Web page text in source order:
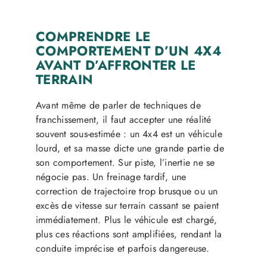
COMPRENDRE LE
COMPORTEMENT D’UN 4X4
AVANT D’AFFRONTER LE
TERRAIN
Avant même de parler de techniques de
franchissement, il faut accepter une réalité
souvent sous-estimée : un 4x4 est un véhicule
lourd, et sa masse dicte une grande partie de
son comportement. Sur piste, l’inertie ne se
négocie pas. Un freinage tardif, une
correction de trajectoire trop brusque ou un
excès de vitesse sur terrain cassant se paient
immédiatement. Plus le véhicule est chargé,
plus ces réactions sont amplifiées, rendant la
conduite imprécise et parfois dangereuse.